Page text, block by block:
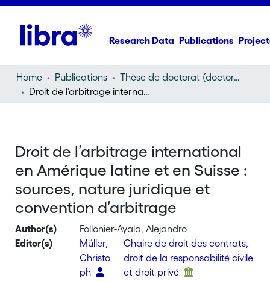
Research Data Publications
Home Publications
Thèse de doctorat (doctoral thesis)
Droit de l’arbitrage international en Amérique latine et en Suisse : sources, nature juridique et convention d’arbitrage
Droit de l’arbitrage international
en Amérique latine et en Suisse :
sources, nature juridique et
convention d’arbitrage
Author(s)
Follonier-Ayala, Alejandro
Editor(s)
Müller,
Christo
ph
Chaire de droit des contrats,
droit de la responsabilité civile
et droit privé